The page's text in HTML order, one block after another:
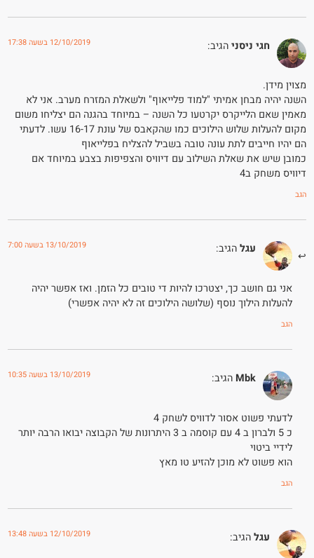
חגי ניסניהגיב: 12/10/2019 בשעה 17:38
מצוין מידן.
השנה יהיה מבחן אמיתי "למוד פלייאוף" ולשאלת המזרח מערב. אני לא
מאמין שאם הלייקרס יקרטעו כל השנה – במיוחד בהגנה הם יצליחו משום
מקום להעלות שלוש הילוכים כמו שהקאבס של עונת 16-17 עשו. לדעתי
הם יהיו חייבים לתת עונה טובה בשביל להצליח בפלייאוף
כמובן שיש את שאלת השילוב עם דיוויס והצפיפות בצבע במיוחד אם
דיוויס משחק ב4
הגב
עגלהגיב: 13/10/2019 בשעה 7:00
אני גם חושב כך, יצטרכו להיות די טובים כל הזמן. ואז אפשר יהיה
להעלות הילוך נוסף (שלושה הילוכים זה לא יהיה אפשרי)
הגב
Mbk הגיב: 13/10/2019 בשעה 10:35
לדעתי פשוט אסור לדוויס לשחק 4
כ 5 ולברון ב 4 עם קוסמה ב 3 היתרונות של הקבוצה יבואו הרבה יותר
לידיי ביטוי
הוא פשוט לא מוכן להזיע טו מאץ
הגב
עגלהגיב: 12/10/2019 בשעה 13:48